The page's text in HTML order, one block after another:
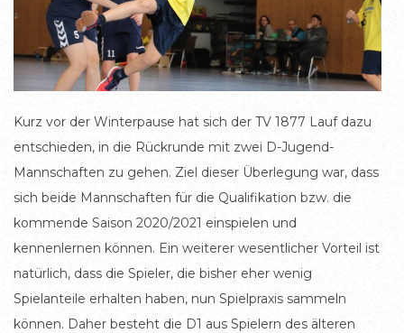
Kurz vor der Winterpause hat sich der TV 1877 Lauf dazu
entschieden, in die Rückrunde mit zwei D-Jugend-
Mannschaften zu gehen. Ziel dieser Überlegung war, dass
sich beide Mannschaften für die Qualifikation bzw. die
kommende Saison 2020/2021 einspielen und
kennenlernen können. Ein weiterer wesentlicher Vorteil ist
natürlich, dass die Spieler, die bisher eher wenig
Spielanteile erhalten haben, nun Spielpraxis sammeln
können. Daher besteht die D1 aus Spielern des älteren